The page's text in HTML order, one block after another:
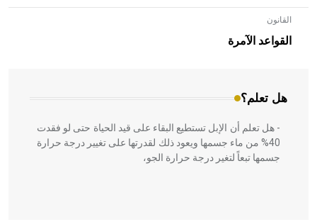
القانون
القواعد الآمرة
هل تعلم؟
- هل تعلم أن الأبلق نوع من الفنون الهندسية التي ارتبطت
بالعمارة الإسلامية في بلاد الشام ومصر خاصة، حيث يحرص
المعمار على بناء مداميكه وخاصة في الواجهات
- هل تعلم أن الإبل تستطيع البقاء على قيد الحياة حتى لو فقدت
40% من ماء جسمها ويعود ذلك لقدرتها على تغيير درجة حرارة
جسمها تبعاً لتغير درجة حرارة الجو،